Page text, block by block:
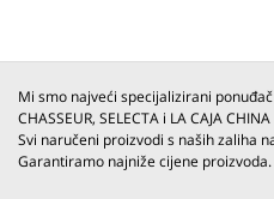
Mi smo najveći specijalizirani ponuđač
CHASSEUR, SELECTA i LA CAJA
Svi naručeni proizvodi s naših zaliha
Garantiramo najniže cijene proizvoda.